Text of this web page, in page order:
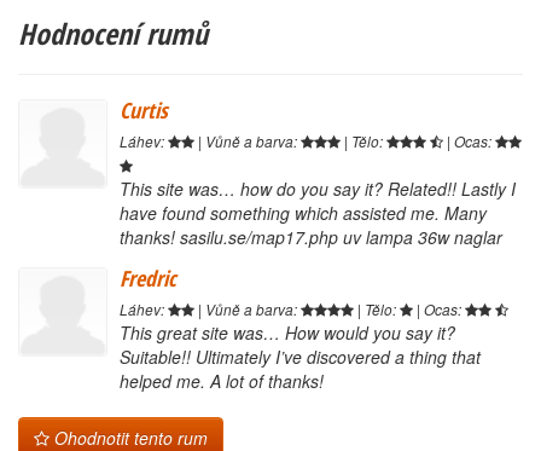
Hodnocení rumů
Curtis
Láhev: | Vůně a barva: | Tělo: | Ocas:
This site was… how do you say it? Related!! Lastly I
have found something which assisted me. Many
thanks! sasilu.se/map17.php uv lampa 36w naglar
Fredric
Láhev: | Vůně a barva: | Tělo: | Ocas:
This great site was… How would you say it?
Suitable!! Ultimately I’ve discovered a thing that
helped me. A lot of thanks!
Ohodnotit tento rum